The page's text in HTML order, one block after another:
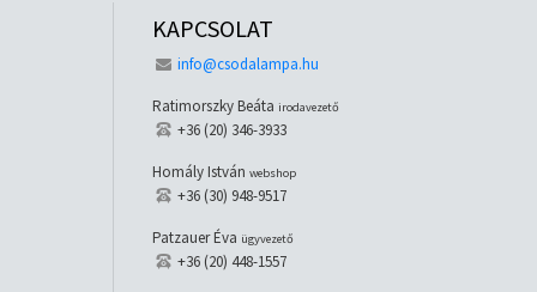
KAPCSOLAT
info@csodalampa.hu
Ratimorszky Beáta irodavezető
+36 (20) 346-3933
Homály István webshop
+36 (30) 948-9517
Patzauer Éva ügyvezető
+36 (20) 448-1557